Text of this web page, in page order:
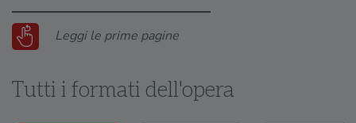
Leggi le prime pagine
Tutti i formati dell'opera